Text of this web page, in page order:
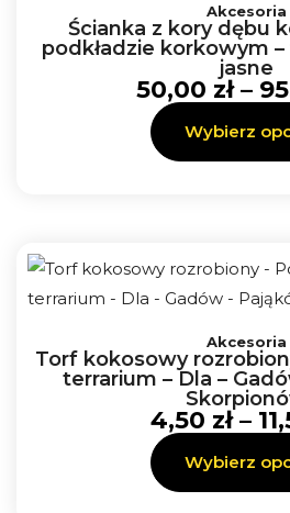
Akcesoria
Ścianka z kory dębu
podkładzie korkowym
jasne
50,00 zł –
Wybierz
produkt
ma
stronie
Akcesoria
Torf kokosowy
terrarium – Dla –
4,50 zł –
Wybierz
produkt